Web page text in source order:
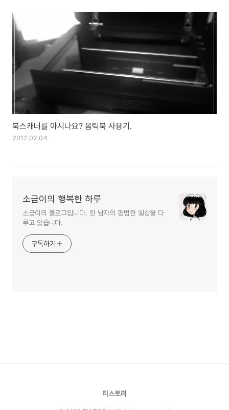
북스캐너를 아시나요? 옵틱북 사용기.
2012.02.04
소금이의 행복한 하루
소금이의 블로그입니다. 한 남자의 평범한 일상을 다
루고 있습니다.
구독하기
티스토리